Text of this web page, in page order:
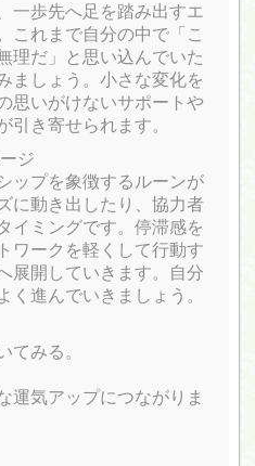
一歩先へ足を踏み出すエ
これまで自分の中で「こ
理だ」と思い込んでいた
ましょう。小さな変化を
思いがけないサポートや
引き寄せられます。
ジ
ップを象徴するルーンが
に動き出したり、協力者
イミングです。停滞感を
ワークを軽くして行動す
展開していきます。自分
く進んでいきましょう。
てみる。
運気アップにつながりま